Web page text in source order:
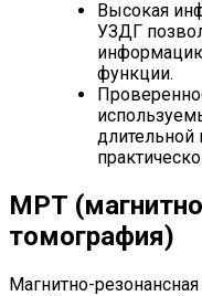
Высокая
УЗДГ
функции.
длительной
МРТ
томография)
Магнитно-